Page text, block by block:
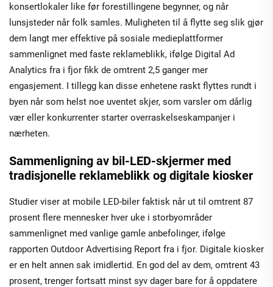
konsertlokaler like før forestillingene begynner, og når
lunsjsteder når folk samles. Muligheten til å flytte seg slik gjør
dem langt mer effektive på sosiale medieplattformer
sammenlignet med faste reklameblikk, ifølge Digital Ad
Analytics fra i fjor fikk de omtrent 2,5 ganger mer
engasjement. I tillegg kan disse enhetene raskt flyttes rundt i
byen når som helst noe uventet skjer, som varsler om dårlig
vær eller konkurrenter starter overraskelseskampanjer i
nærheten.
Sammenligning av bil-LED-skjermer med
tradisjonelle reklameblikk og digitale kiosker
Studier viser at mobile LED-biler faktisk når ut til omtrent 87
prosent flere mennesker hver uke i storbyområder
sammenlignet med vanlige gamle anbefolinger, ifølge
rapporten Outdoor Advertising Report fra i fjor. Digitale kiosker
er en helt annen sak imidlertid. En god del av dem, omtrent 43
prosent, trenger fortsatt minst syv dager bare for å oppdatere